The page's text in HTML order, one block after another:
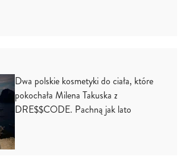
Dwa polskie kosmetyki do ciała, które
pokochała Milena Takuska z
DRE$$CODE. Pachną jak lato